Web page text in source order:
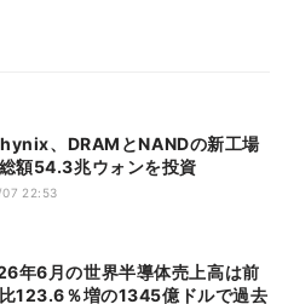
額54.3兆ウォンを投資
22:53
123.6％増の1345億ドルで過去